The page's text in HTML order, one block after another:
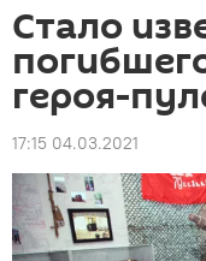
Стало
героя-
17:15 04.03.2021